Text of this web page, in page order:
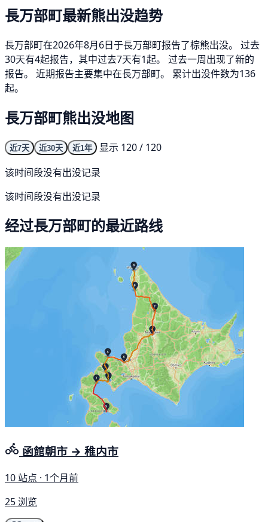
長万部町最新熊出没趋势
長万部町在2026年8月6日于長万部町报告了棕熊出没。 过去
30天有4起报告，其中过去7天有1起。 过去一周出现了新的
报告。 近期报告主要集中在長万部町。 累计出没件数为136
起。
長万部町熊出没地图
近7天 近30天 近1年
显示 120 / 120
该时间段没有出没记录
该时间段没有出没记录
经过長万部町的最近路线
函館朝市 → 稚内市
10 站点 · 1个月前
25 浏览